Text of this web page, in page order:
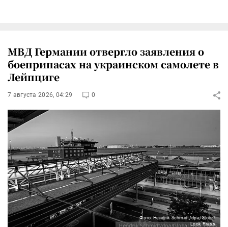
МВД Германии отвергло заявления о
боеприпасах на украинском самолете в
Лейпциге
7 августа 2026, 04:29 0
Фото: Hendrik Schmidt/dpa/Global
Look Press